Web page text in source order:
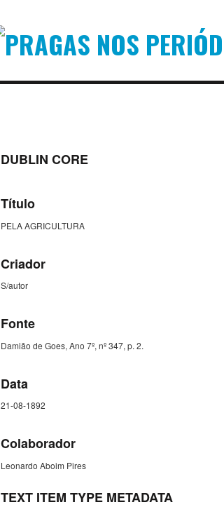
DUBLIN CORE
Título
PELA AGRICULTURA
Criador
S/autor
Fonte
Damião de Goes, Ano 7º, nº 347, p. 2.
Data
21-08-1892
Colaborador
Leonardo Aboim Pires
TEXT ITEM TYPE METADATA